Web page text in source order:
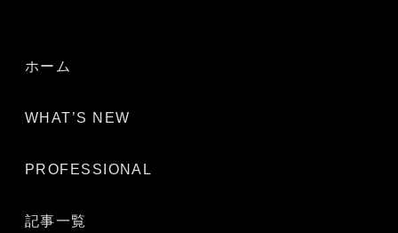
ホーム
WHAT’S NEW
PROFESSIONAL
記事一覧